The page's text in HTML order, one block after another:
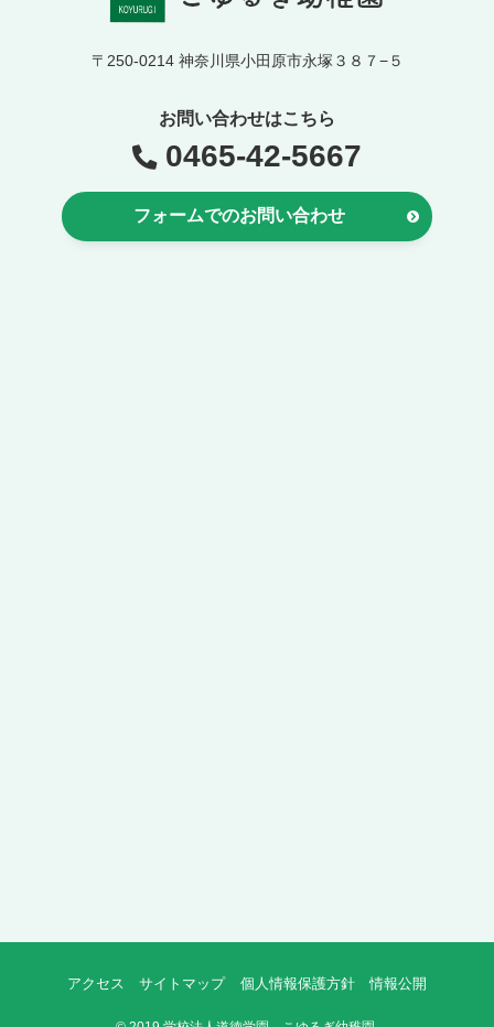
〒250-0214 神奈川県小田原市永塚３８７−５
お問い合わせはこちら
0465-42-5667
フォームでのお問い合わせ
アクセス サイトマップ 個人情報保護方針 情報公開